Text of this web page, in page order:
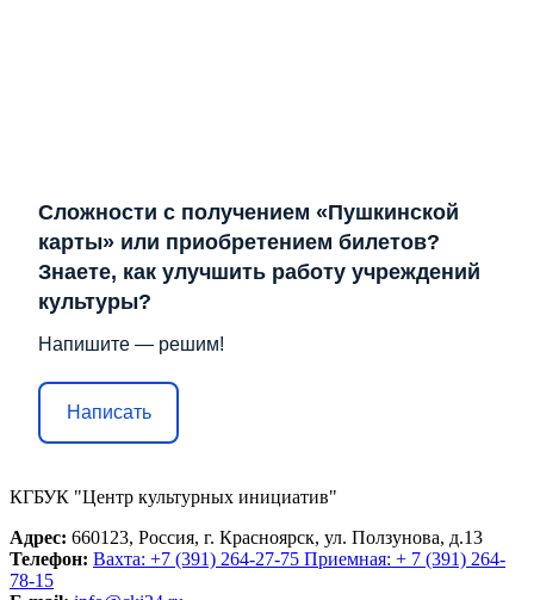
Сложности с получением «Пушкинской
карты» или приобретением билетов?
Знаете, как улучшить работу учреждений
культуры?
Напишите — решим!
Написать
КГБУК "Центр культурных инициатив"
Адрес: 660123, Россия, г. Красноярск, ул. Ползунова, д.13
Телефон: Вахта: +7 (391) 264-27-75 Приемная: + 7 (391) 264-
78-15